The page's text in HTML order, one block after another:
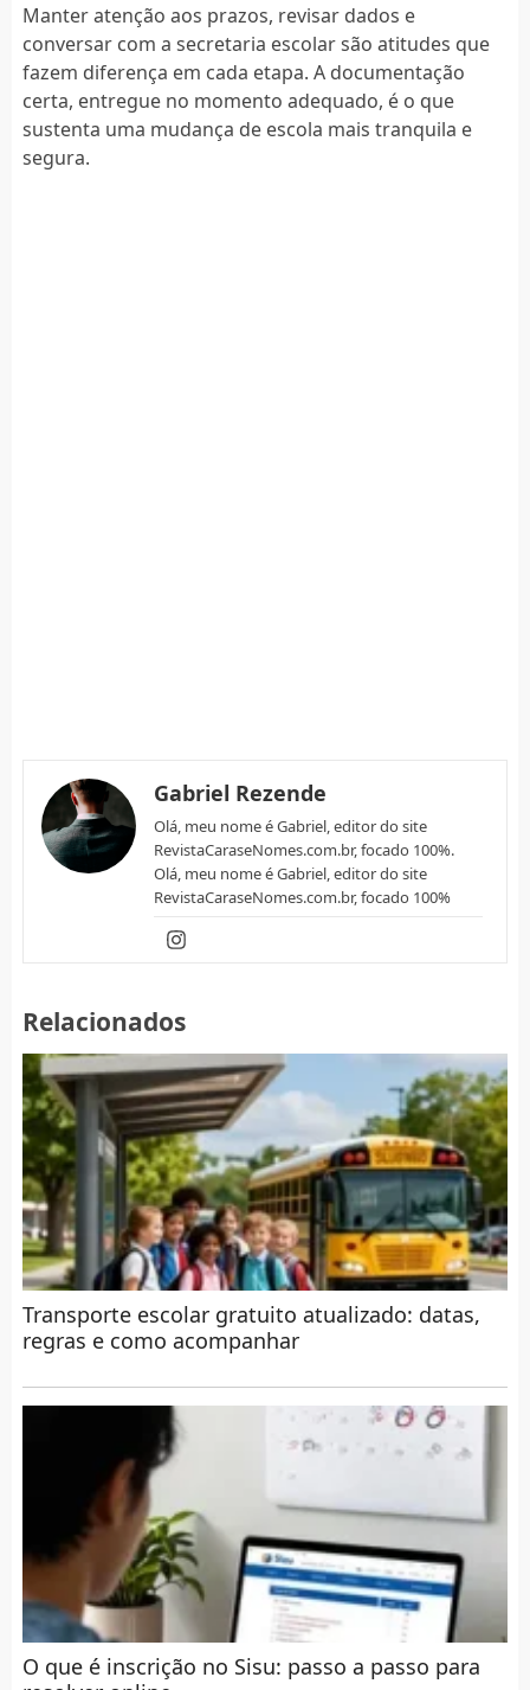
Manter atenção aos prazos, revisar dados e
conversar com a secretaria escolar são atitudes que
fazem diferença em cada etapa. A documentação
certa, entregue no momento adequado, é o que
sustenta uma mudança de escola mais tranquila e
segura.
Gabriel Rezende
Olá, meu nome é Gabriel, editor do site
RevistaCaraseNomes.com.br, focado 100%.
Olá, meu nome é Gabriel, editor do site
RevistaCaraseNomes.com.br, focado 100%
Relacionados
Transporte escolar gratuito atualizado: datas,
regras e como acompanhar
O que é inscrição no Sisu: passo a passo para